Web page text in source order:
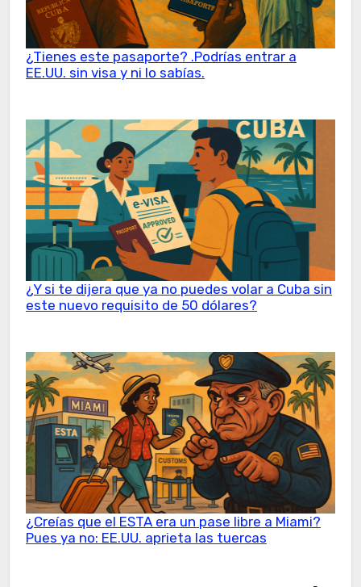
¿Tienes este pasaporte? .Podrías entrar a
EE.UU. sin visa y ni lo sabías.
¿Y si te dijera que ya no puedes volar a Cuba sin
este nuevo requisito de 50 dólares?
¿Creías que el ESTA era un pase libre a Miami?
Pues ya no: EE.UU. aprieta las tuercas